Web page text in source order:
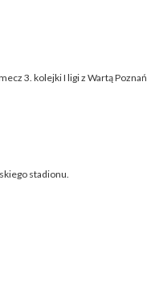
3. kolejki I ligi z Wartą Poznań
stadionu.